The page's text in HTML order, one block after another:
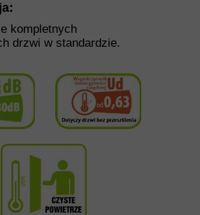
kompletnych
drzwi w standardzie.